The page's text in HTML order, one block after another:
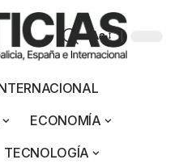
Aa
ECONOMÍA
TECNOLOGÍA